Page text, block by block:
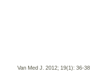
Van Med J. 2012; 19(1): 36-38